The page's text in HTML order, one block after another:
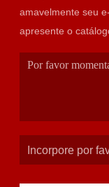
amavelmente seu
apresente o